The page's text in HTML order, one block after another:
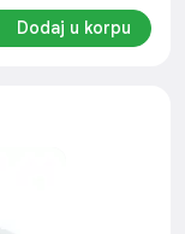
Dodaj u korpu